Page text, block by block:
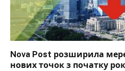
Nova Post розширила
нових точок з початку